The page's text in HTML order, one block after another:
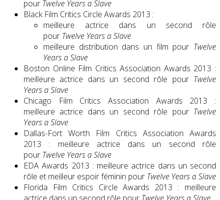
pour Twelve Years a Slave
Black Film Critics Circle Awards 2013 :
meilleure actrice dans un second rôle
pour Twelve Years a Slave
meilleure distribution dans un film pour Twelve
Years a Slave
Boston Online Film Critics Association Awards 2013 :
meilleure actrice dans un second rôle pour Twelve
Years a Slave
Chicago Film Critics Association Awards 2013 :
meilleure actrice dans un second rôle pour Twelve
Years a Slave
Dallas-Fort Worth Film Critics Association Awards
2013 : meilleure actrice dans un second rôle
pour Twelve Years a Slave
EDA Awards 2013 : meilleure actrice dans un second
rôle et meilleur espoir féminin pour Twelve Years a Slave
Florida Film Critics Circle Awards 2013 : meilleure